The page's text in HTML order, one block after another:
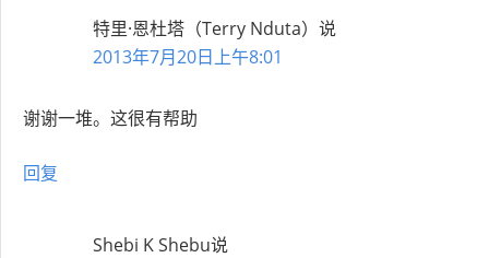
特里·恩杜塔（Terry Nduta） 说
2013年7月20日上午8:01
谢谢一堆。这很有帮助
回复
Shebi K Shebu说